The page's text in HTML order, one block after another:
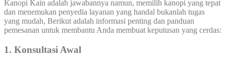
Kanopi Kain adalah jawabannya namun, memilih kanopi yang tepat
dan menemukan penyedia layanan yang handal bukanlah tugas
yang mudah, Berikut adalah informasi penting dan panduan
pemesanan untuk membantu Anda membuat keputusan yang cerdas:
1. Konsultasi Awal